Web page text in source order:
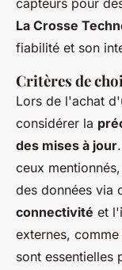
capteurs pour
La Crosse
fiabilité et son
Critères de
Lors de l'achat
considérer la
des mises à jour
ceux
des données via
connectivité et
externes,
sont essentielles